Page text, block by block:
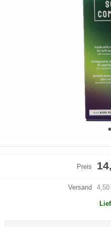
Preis
Versand 4,50